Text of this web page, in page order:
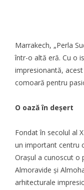
Marrakech, „Perla
într-o altă eră. Cu o
impresionantă,
comoară pentru
O oază în deșert
Fondat în secolul al
un important centru
Orașul a cunoscut o
Almoravide și
arhitecturale